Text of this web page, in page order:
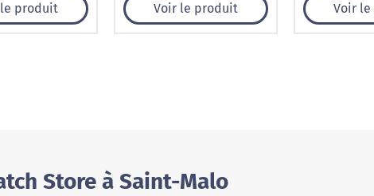
produit Voir le produit Voir
Store à Saint-Malo